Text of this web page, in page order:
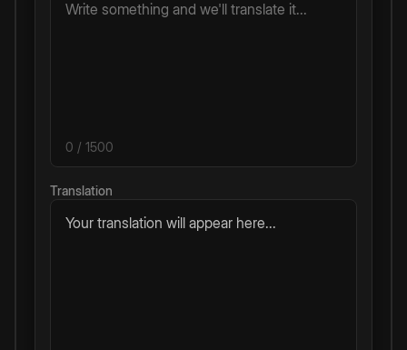
0 / 1500
Translation
Your translation will appear here...